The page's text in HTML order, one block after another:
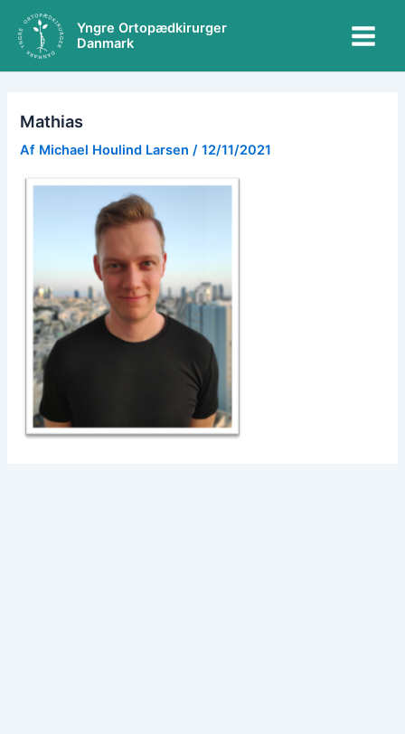
indholdet
Yngre Ortopædkirurger
Danmark
Menu
Mathias
Af Michael Houlind Larsen/12/11/2021